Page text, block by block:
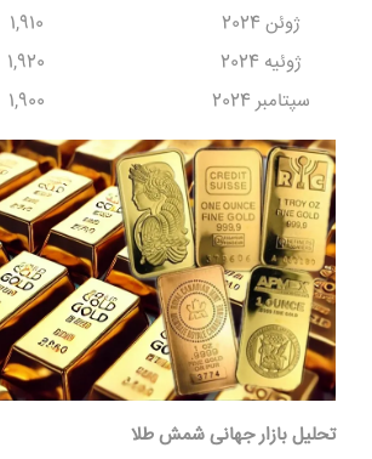
ژوئن 2024
1,910
ژوئیه 2024
1,920
سپتامبر 2024
1,900
تحلیل بازار جهانی شمش طلا